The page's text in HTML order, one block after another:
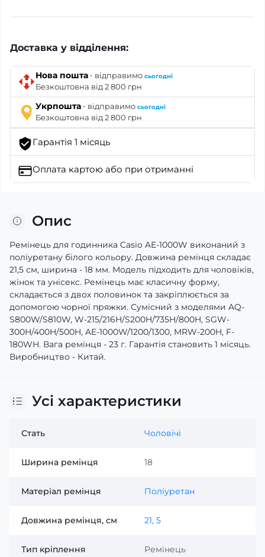
Доставка у відділення:
Нова пошта · відправимо сьогодні
Безкоштовна від 2 800 грн
Укрпошта · відправимо сьогодні
Безкоштовна від 2 800 грн
Гарантія 1 місяць
Оплата картою або при отриманні
Опис
Ремінець для годинника Casio AE-1000W виконаний з
поліуретану білого кольору. Довжина ремінця складає
21,5 см, ширина - 18 мм. Модель підходить для чоловіків,
жінок та унісекс. Ремінець має класичну форму,
складається з двох половинок та закріплюється за
допомогою чорної пряжки. Сумісний з моделями AQ-
S800W/S810W, W-215/216H/S200H/735H/800H, SGW-
300H/400H/500H, AE-1000W/1200/1300, MRW-200H, F-
180WH. Вага ремінця - 23 г. Гарантія становить 1 місяць.
Виробництво - Китай.
Усі характеристики
Стать Чоловічі
Ширина ремінця 18
Матеріал ремінця Поліуретан
Довжина ремінця, см 21, 5
Тип кріплення Ремінець